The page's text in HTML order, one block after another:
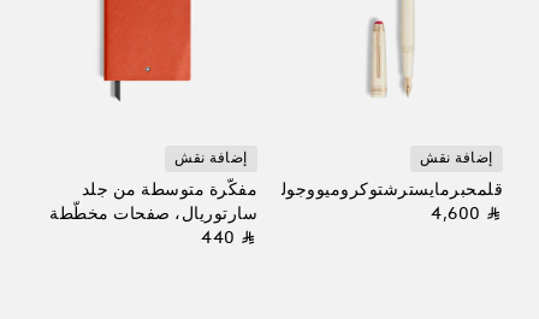
إضافة نقش
قلمحبرمايسترشتوكروميووجولييت
⃁ 4,600
إضافة نقش
مفكّرة متوسطة من جلد
سارتوريال، صفحات مخطّطة
⃁ 440